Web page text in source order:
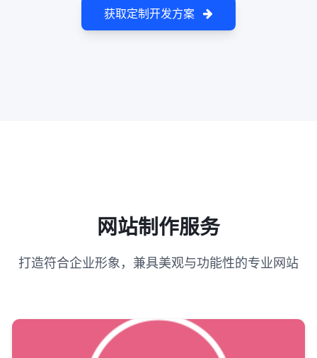
获取定制开发方案
网站制作服务
打造符合企业形象，兼具美观与功能性的专业网站